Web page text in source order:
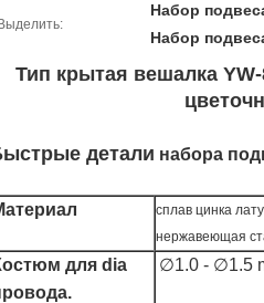
Выделить:
Набор
Набор
Тип крытая вешалка
детали набора
сплав цинка
нержавеющая
для dia
∅1.0 - ∅1.5